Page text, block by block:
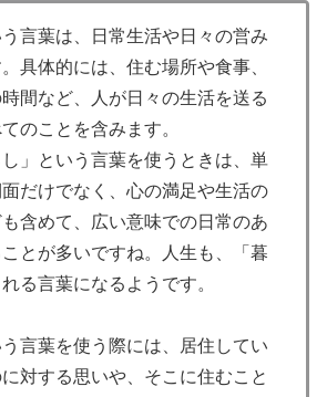
う言葉は、日常生活や日々の営み
具体的には、住む場所や食事、
間など、人が日々の生活を送る
のことを含みます。
」という言葉を使うときは、単
だけでなく、心の満足や生活の
含めて、広い意味での日常のあ
とが多いですね。人生も、「暮
る言葉になるようです。
う言葉を使う際には、居住してい
対する思いや、そこに住むこと